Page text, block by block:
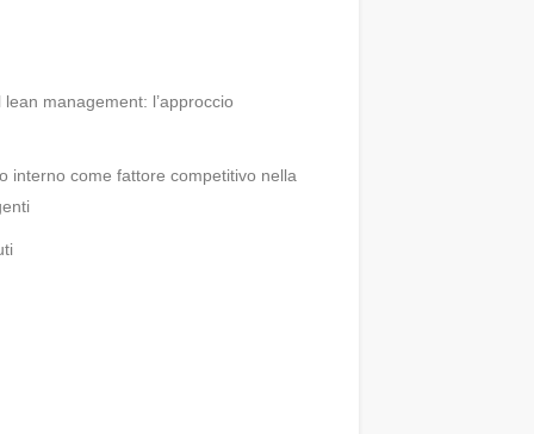
management: l’approccio
interno come fattore competitivo nella